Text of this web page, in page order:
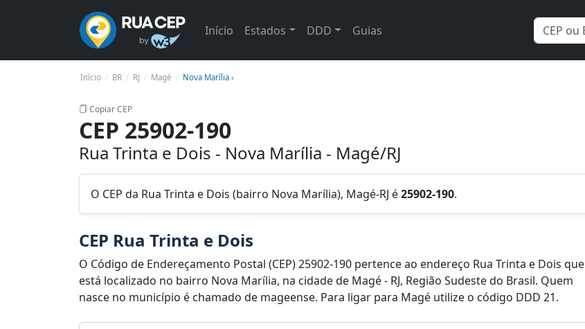
Início Estados DDD Guias
Início BR RJ Magé Nova Marília ›
Copiar CEP
CEP 25902-190
Rua Trinta e Dois - Nova Marília - Magé/RJ
O CEP da Rua Trinta e Dois (bairro Nova Marília), Magé-RJ é25902-190.
CEP Rua Trinta e Dois
O Código de Endereçamento Postal (CEP) 25902-190 pertence ao endereço Rua Trinta e Dois que
está localizado no bairro Nova Marília, na cidade de Magé - RJ, Região Sudeste do Brasil. Quem
nasce no município é chamado de mageense. Para ligar para Magé utilize o código DDD 21.